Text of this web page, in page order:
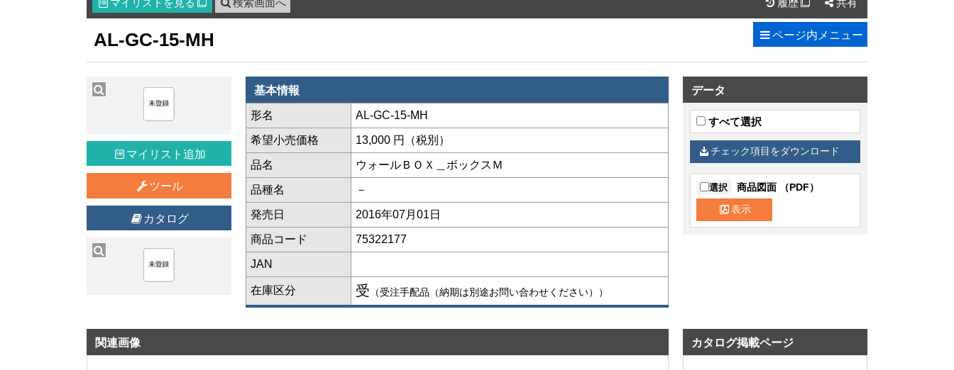
マイリスト を見る  検索画面へ 履歴  共有
AL-GC-15-MH ページ内 メニュー
マイリスト追加
ツール
カタログ
基本情報
形名 AL-GC-15-MH
希望小売価格 13,000 円（税別）
品名 ウォールＢＯＸ＿ボックスＭ
品種名 －
発売日 2016年07月01日
商品コード 75322177
JAN
在庫区分 受 （受注手配品（納期は別途お問い合わせください））
データ
すべて選択
チェック項目をダウンロード
選択 商品図面 （PDF）
表示
関連画像 カタログ掲載ページ